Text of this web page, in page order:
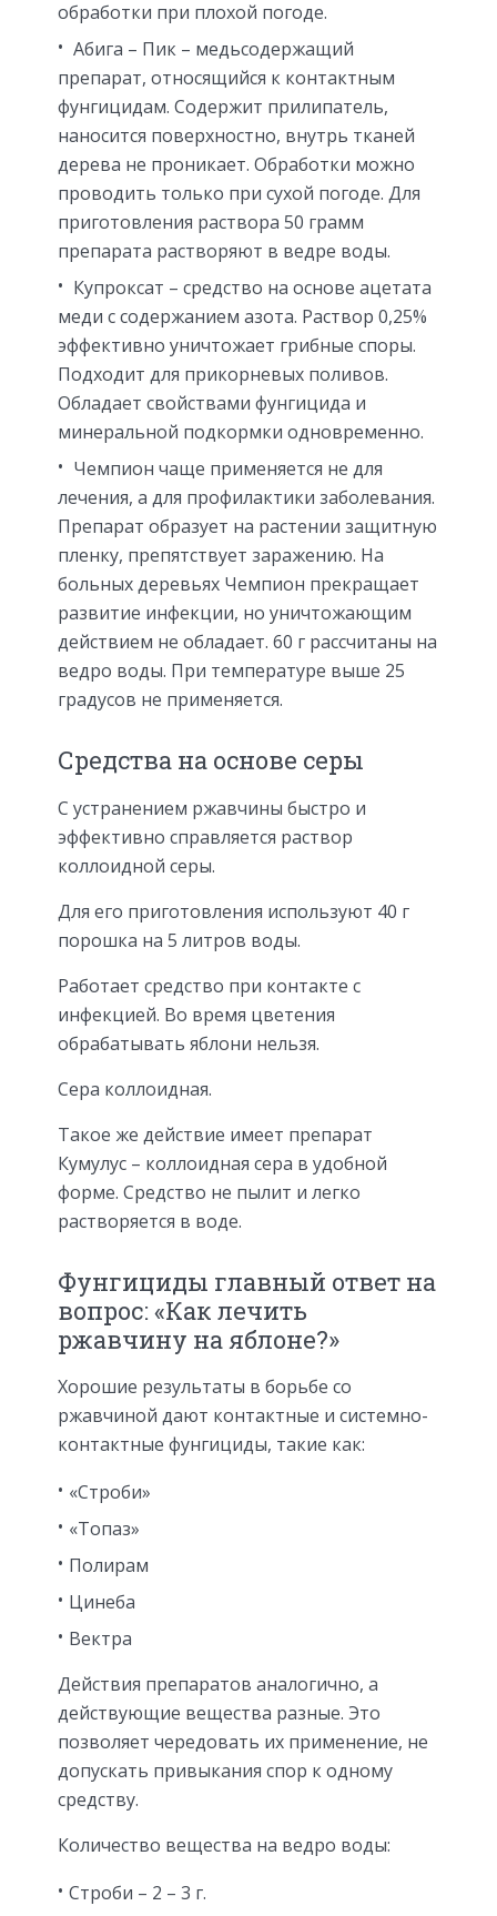
обработки при плохой погоде.
Абига – Пик – медьсодержащий
препарат, относящийся к контактным
фунгицидам. Содержит прилипатель,
наносится поверхностно, внутрь тканей
дерева не проникает. Обработки можно
проводить только при сухой погоде. Для
приготовления раствора 50 грамм
препарата растворяют в ведре воды.
Купроксат – средство на основе ацетата
меди с содержанием азота. Раствор 0,25%
эффективно уничтожает грибные споры.
Подходит для прикорневых поливов.
Обладает свойствами фунгицида и
минеральной подкормки одновременно.
Чемпион чаще применяется не для
лечения, а для профилактики заболевания.
Препарат образует на растении защитную
пленку, препятствует заражению. На
больных деревьях Чемпион прекращает
развитие инфекции, но уничтожающим
действием не обладает. 60 г рассчитаны на
ведро воды. При температуре выше 25
градусов не применяется.
Средства на основе серы
С устранением ржавчины быстро и
эффективно справляется раствор
коллоидной серы.
Для его приготовления используют 40 г
порошка на 5 литров воды.
Работает средство при контакте с
инфекцией. Во время цветения
обрабатывать яблони нельзя.
Сера коллоидная.
Такое же действие имеет препарат
Кумулус – коллоидная сера в удобной
форме. Средство не пылит и легко
растворяется в воде.
Фунгициды главный ответ на
вопрос: «Как лечить
ржавчину на яблоне?»
Хорошие результаты в борьбе со
ржавчиной дают контактные и системно-
контактные фунгициды, такие как:
«Строби»
«Топаз»
Полирам
Цинеба
Вектра
Действия препаратов аналогично, а
действующие вещества разные. Это
позволяет чередовать их применение, не
допускать привыкания спор к одному
средству.
Количество вещества на ведро воды:
Строби – 2 – 3 г.